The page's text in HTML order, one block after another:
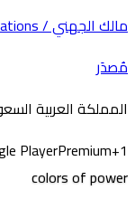
مالك الجهني / MK Creations
مُصدَر
المملكة العربية
PlayerPremium+1
colors of power